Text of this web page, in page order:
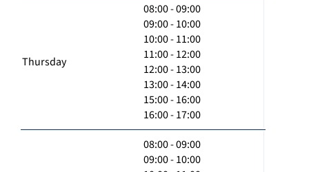
Thursday
08:00 - 09:00
09:00 - 10:00
10:00 - 11:00
11:00 - 12:00
12:00 - 13:00
13:00 - 14:00
15:00 - 16:00
16:00 - 17:00
08:00 - 09:00
09:00 - 10:00